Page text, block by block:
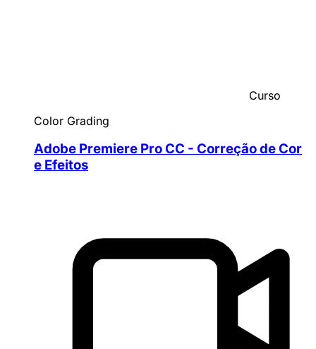
Curso
Color Grading
Adobe Premiere Pro CC - Correção de Cor
e Efeitos